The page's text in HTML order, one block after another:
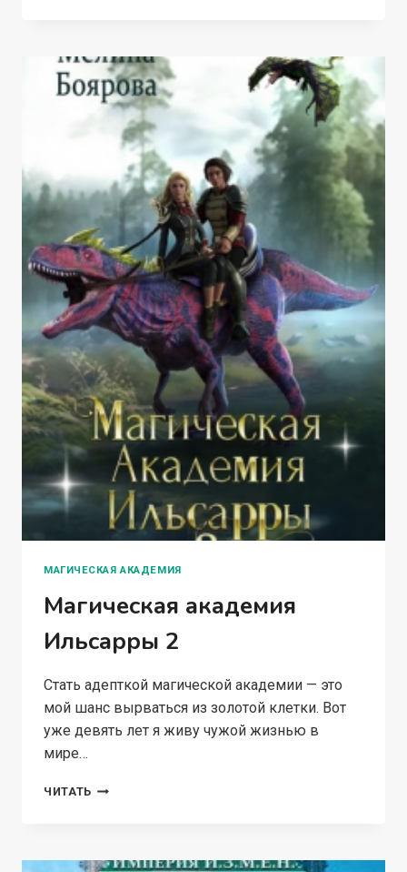
МАГИЧЕСКАЯ АКАДЕМИЯ
Магическая академия
Ильсарры 2
Стать адепткой магической академии — это
мой шанс вырваться из золотой клетки. Вот
уже девять лет я живу чужой жизнью в
мире…
ЧИТАТЬ МАГИЧЕСКАЯ